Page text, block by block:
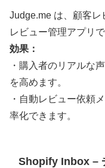
Judge.me は、顧客
レビュー管理アプリで
効果：
・購入者のリアルな
を高めます。
・自動レビュー依頼
率化できます。
Shopify Inbox –